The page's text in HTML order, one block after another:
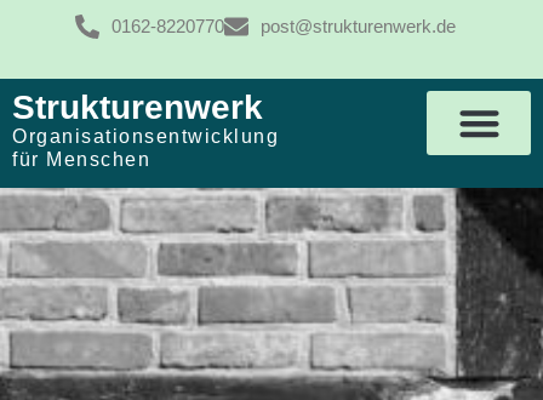
0162-8220770 post@strukturenwerk.de
Strukturenwerk
Organisationsentwicklung
für Menschen